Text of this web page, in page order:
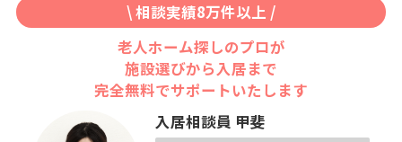
\ 相談実績8万件以上 /
老人ホーム探しのプロが
施設選びから入居まで
完全無料でサポートいたします
入居相談員 甲斐